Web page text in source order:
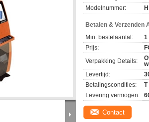
Modelnummer:
Betalen & Verzenden
Min. bestelaantal:
1
Prijs:
Verpakking Details:
Levertijd:
Betalingscondities:
T
Levering vermogen:
Contact